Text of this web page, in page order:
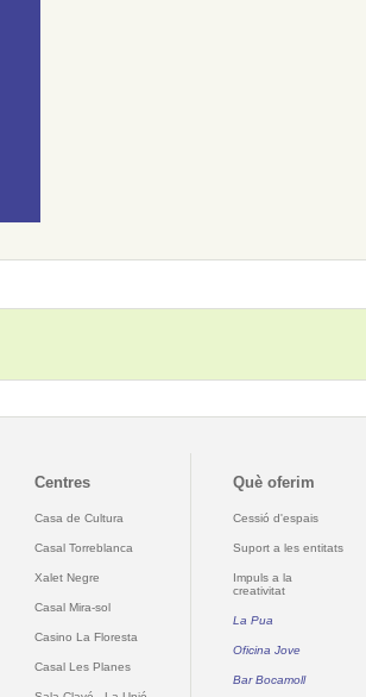
Centres
Casa de Cultura
Casal Torreblanca
Xalet Negre
Casal Mira-sol
Casino La Floresta
Casal Les Planes
Què oferim
Cessió d'espais
Suport a les entitats
Impuls a la
creativitat
La Pua
Oficina Jove
Bar Bocamoll